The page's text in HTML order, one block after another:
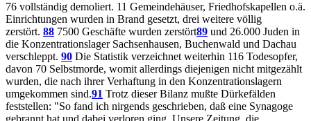
76 vollständig demoliert. 11 Gemeindehäuser, Friedhofskapellen o.ä.
Einrichtungen wurden in Brand gesetzt, drei weitere völlig
zerstört. 88 7500 Geschäfte wurden zerstört89 und 26.000 Juden in
die Konzentrationslager Sachsenhausen, Buchenwald und Dachau
verschleppt. 90 Die Statistik verzeichnet weiterhin 116 Todesopfer,
davon 70 Selbstmorde, womit allerdings diejenigen nicht mitgezählt
wurden, die nach ihrer Verhaftung in den Konzentrationslagern
umgekommen sind.91 Trotz dieser Bilanz mußte Dürkefälden
feststellen: "So fand ich nirgends geschrieben, daß eine Synagoge
gebrannt hat und dabei verloren ging. Unsere Zeitung, die